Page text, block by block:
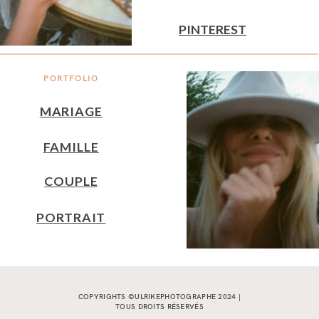
PORTFOLIO
MARIAGE
FAMILLE
PINTEREST
COUPLE
PORTRAIT
COPYRIGHTS ©ULRIKEPHOTOGRAPHE 2024 |
TOUS DROITS RÉSERVÉS